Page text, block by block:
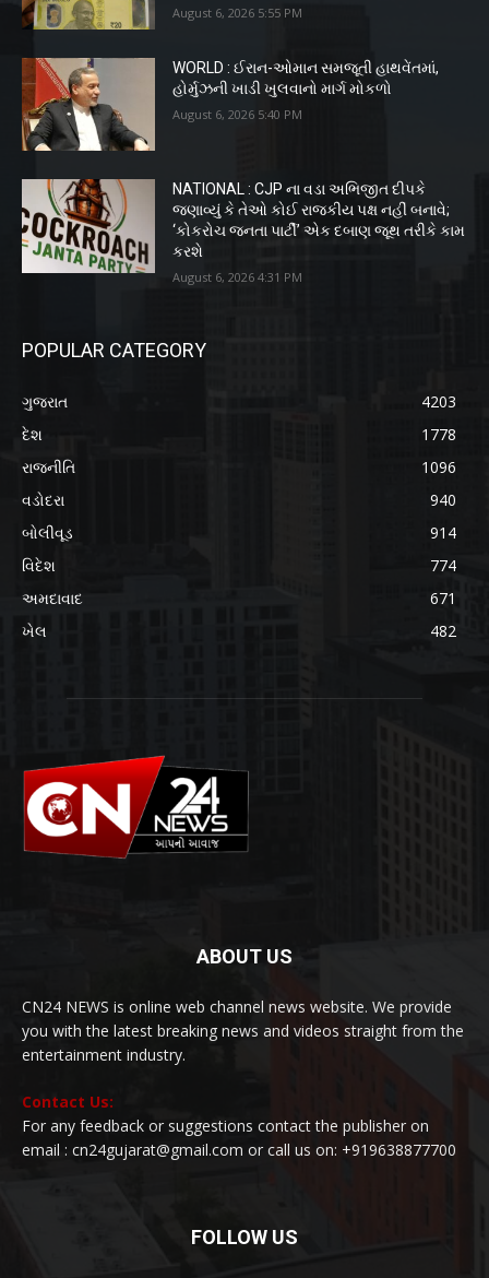
August 6, 2026 5:55 PM
WORLD : ઈરાન-ઓમાન સમજૂતી હાથવેંતમાં,
હોર્મુઝની ખાડી ખુલવાનો માર્ગ મોકળો
August 6, 2026 5:40 PM
NATIONAL : CJP ના વડા અભિજીત દીપકે
જણાવ્યું કે તેઓ કોઈ રાજકીય પક્ષ નહીં બનાવે;
‘કોકરોચ જનતા પાર્ટી’ એક દબાણ જૂથ તરીકે કામ
કરશે
August 6, 2026 4:31 PM
POPULAR CATEGORY
ગુજરાત
4203
દેશ
1778
રાજનીતિ
1096
વડોદરા
940
બોલીવૂડ
914
વિદેશ
774
અમદાવાદ
671
ખેલ
482
ABOUT US
CN24 NEWS is online web channel news website. We provide
you with the latest breaking news and videos straight from the
entertainment industry.
Contact Us:
For any feedback or suggestions contact the publisher on
email : cn24gujarat@gmail.com or call us on: +919638877700
FOLLOW US